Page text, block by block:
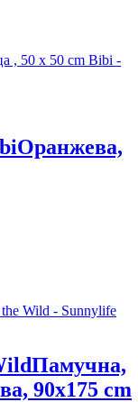
Оранжева,
Памучна,
90x175 cm